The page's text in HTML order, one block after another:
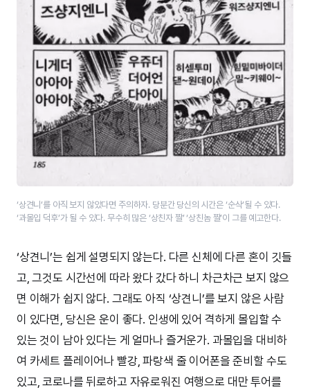
‘상견니’를 아직 보지 않았다면 주의하자. 당분간 당신의 시간은 ‘순삭’될 수 있다.
‘과몰입 덕후’가 될 수 있다. 무수히 많은 ‘상친자 짤’ ‘상친놈 짤’이 그를 예고한다.
‘상견니’는 쉽게 설명되지 않는다. 다른 신체에 다른 혼이 깃들
고, 그것도 시간선에 따라 왔다 갔다 하니 차근차근 보지 않으
면 이해가 쉽지 않다. 그래도 아직 ‘상견니’를 보지 않은 사람
이 있다면, 당신은 운이 좋다. 인생에 있어 격하게 몰입할 수
있는 것이 남아 있다는 게 얼마나 즐거운가. 과몰입을 대비하
여 카세트 플레이어나 빨강, 파랑색 줄 이어폰을 준비할 수도
있고, 코로나를 뒤로하고 자유로워진 여행으로 대만 투어를